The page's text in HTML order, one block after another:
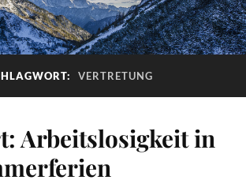
VERTRETUNG
Arbeitslosigkeit in